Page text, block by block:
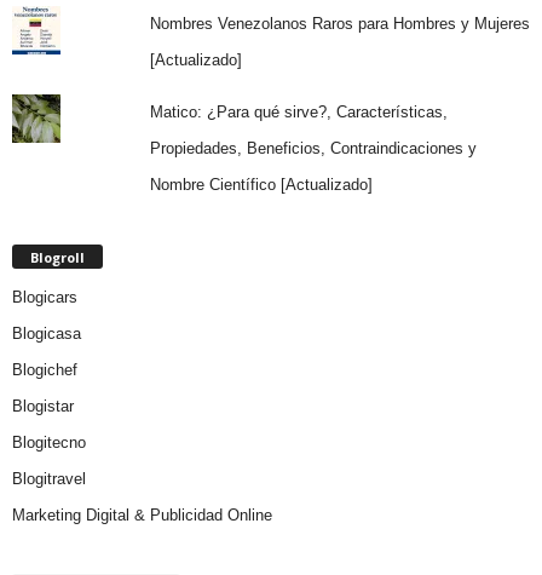
Nombres Venezolanos Raros para Hombres y Mujeres
[Actualizado]
Matico: ¿Para qué sirve?, Características,
Propiedades, Beneficios, Contraindicaciones y
Nombre Científico [Actualizado]
Blogroll
Blogicars
Blogicasa
Blogichef
Blogistar
Blogitecno
Blogitravel
Marketing Digital & Publicidad Online